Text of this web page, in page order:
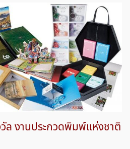
ล งานประกวดพิมพ์แห่งชาติ